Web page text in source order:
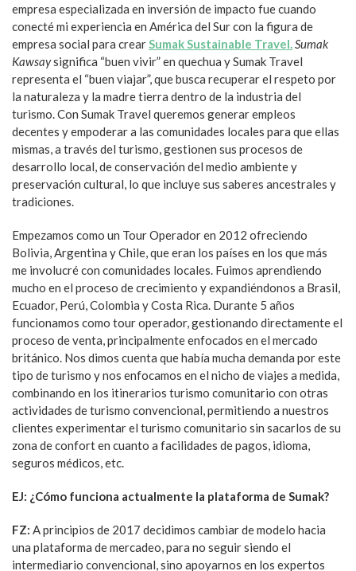
empresa especializada en inversión de impacto fue cuando
conecté mi experiencia en América del Sur con la figura de
empresa social para crear Sumak Sustainable Travel. Sumak
Kawsaysignifica “buen vivir” en quechua y Sumak Travel
representa el “buen viajar”, que busca recuperar el respeto por
la naturaleza y la madre tierra dentro de la industria del
turismo. Con Sumak Travel queremos generar empleos
decentes y empoderar a las comunidades locales para que ellas
mismas, a través del turismo, gestionen sus procesos de
desarrollo local, de conservación del medio ambiente y
preservación cultural, lo que incluye sus saberes ancestrales y
tradiciones.
Empezamos como un Tour Operador en 2012 ofreciendo
Bolivia, Argentina y Chile, que eran los países en los que más
me involucré con comunidades locales. Fuimos aprendiendo
mucho en el proceso de crecimiento y expandiéndonos a Brasil,
Ecuador, Perú, Colombia y Costa Rica. Durante 5 años
funcionamos como tour operador, gestionando directamente el
proceso de venta, principalmente enfocados en el mercado
británico. Nos dimos cuenta que había mucha demanda por este
tipo de turismo y nos enfocamos en el nicho de viajes a medida,
combinando en los itinerarios turismo comunitario con otras
actividades de turismo convencional, permitiendo a nuestros
clientes experimentar el turismo comunitario sin sacarlos de su
zona de confort en cuanto a facilidades de pagos, idioma,
seguros médicos, etc.
EJ: ¿Cómo funciona actualmente la plataforma de Sumak?
FZ: A principios de 2017 decidimos cambiar de modelo hacia
una plataforma de mercadeo, para no seguir siendo el
intermediario convencional, sino apoyarnos en los expertos